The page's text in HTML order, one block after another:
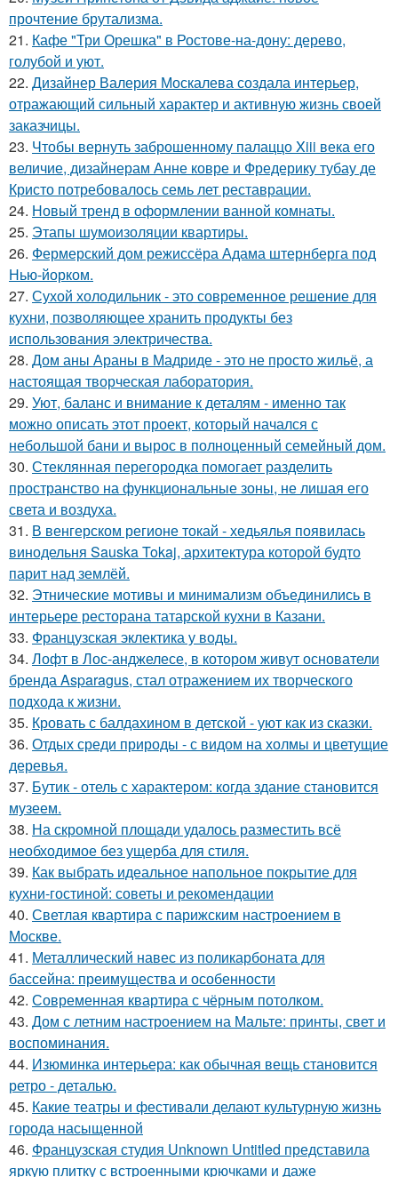
прочтение брутализма.
21. Кафе "Три Орешка" в Ростове-на-дону: дерево,
голубой и уют.
22. Дизайнер Валерия Москалева создала интерьер,
отражающий сильный характер и активную жизнь своей
заказчицы.
23. Чтобы вернуть заброшенному палаццо Xiii века его
величие, дизайнерам Анне ковре и Фредерику тубау де
Кристо потребовалось семь лет реставрации.
24. Новый тренд в оформлении ванной комнаты.
25. Этапы шумоизоляции квартиры.
26. Фермерский дом режиссёра Адама штернберга под
Нью-йорком.
27. Сухой холодильник - это современное решение для
кухни, позволяющее хранить продукты без
использования электричества.
28. Дом аны Араны в Мадриде - это не просто жильё, а
настоящая творческая лаборатория.
29. Уют, баланс и внимание к деталям - именно так
можно описать этот проект, который начался с
небольшой бани и вырос в полноценный семейный дом.
30. Стеклянная перегородка помогает разделить
пространство на функциональные зоны, не лишая его
света и воздуха.
31. В венгерском регионе токай - хедьялья появилась
винодельня Sauska Tokaj, архитектура которой будто
парит над землёй.
32. Этнические мотивы и минимализм объединились в
интерьере ресторана татарской кухни в Казани.
33. Французская эклектика у воды.
34. Лофт в Лос-анджелесе, в котором живут основатели
бренда Asparagus, стал отражением их творческого
подхода к жизни.
35. Кровать с балдахином в детской - уют как из сказки.
36. Отдых среди природы - с видом на холмы и цветущие
деревья.
37. Бутик - отель с характером: когда здание становится
музеем.
38. На скромной площади удалось разместить всё
необходимое без ущерба для стиля.
39. Как выбрать идеальное напольное покрытие для
кухни-гостиной: советы и рекомендации
40. Светлая квартира с парижским настроением в
Москве.
41. Металлический навес из поликарбоната для
бассейна: преимущества и особенности
42. Современная квартира с чёрным потолком.
43. Дом с летним настроением на Мальте: принты, свет и
воспоминания.
44. Изюминка интерьера: как обычная вещь становится
ретро - деталью.
45. Какие театры и фестивали делают культурную жизнь
города насыщенной
46. Французская студия Unknown Untitled представила
яркую плитку с встроенными крючками и даже